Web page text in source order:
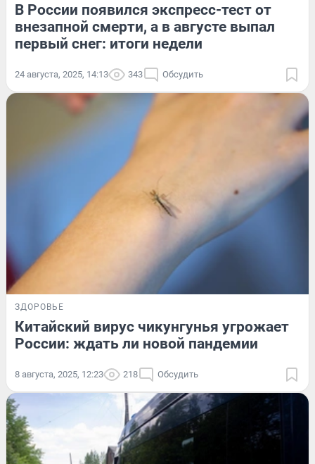
В России появился экспресс-тест от
внезапной смерти, а в августе выпал
первый снег: итоги недели
24 августа, 2025, 14:13 343 Обсудить
ЗДОРОВЬЕ
Китайский вирус чикунгунья угрожает
России: ждать ли новой пандемии
8 августа, 2025, 12:23 218 Обсудить